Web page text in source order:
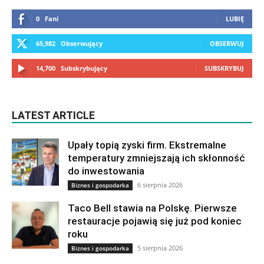
0 Fani LUBIĘ
65,982 Obserwujący OBSERWUJ
14,700 Subskrybujący SUBSKRYBUJ
LATEST ARTICLE
Upały topią zyski firm. Ekstremalne
temperatury zmniejszają ich skłonność
do inwestowania
Biznes i gospodarka 6 sierpnia 2026
Taco Bell stawia na Polskę. Pierwsze
restauracje pojawią się już pod koniec
roku
Biznes i gospodarka 5 sierpnia 2026